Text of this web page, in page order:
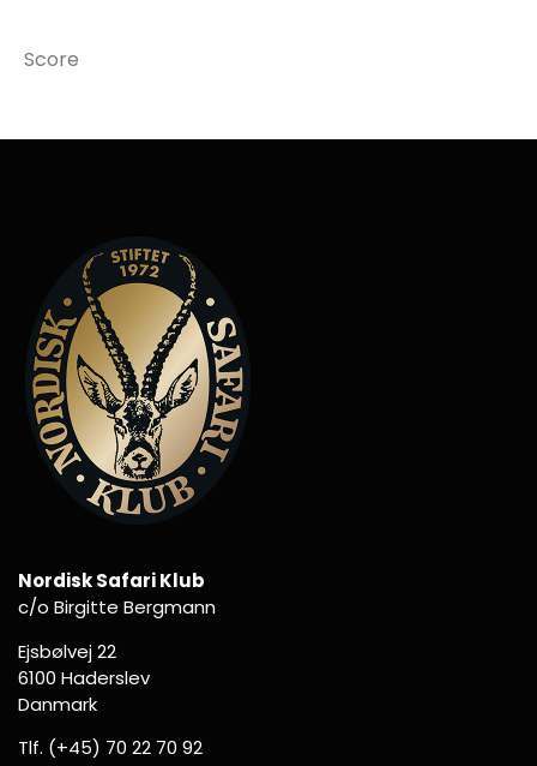
Score
Nordisk Safari Klub
c/o Birgitte Bergmann
Ejsbølvej 22
6100 Haderslev
Danmark
Tlf. (+45) 70 22 70 92